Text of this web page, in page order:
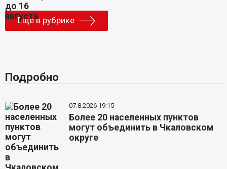
Еще в рубрике
Подробно
07.8.2026 19:15
Более 20 населенных пунктов
могут объединить в Чкаловском
округе